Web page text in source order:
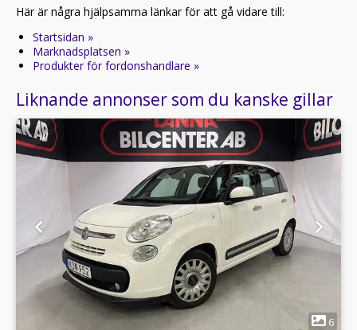
Här är några hjälpsamma länkar för att gå vidare till:
Startsidan »
Marknadsplatsen »
Produkter för fordonshandlare »
Liknande annonser som du kanske gillar
1
6